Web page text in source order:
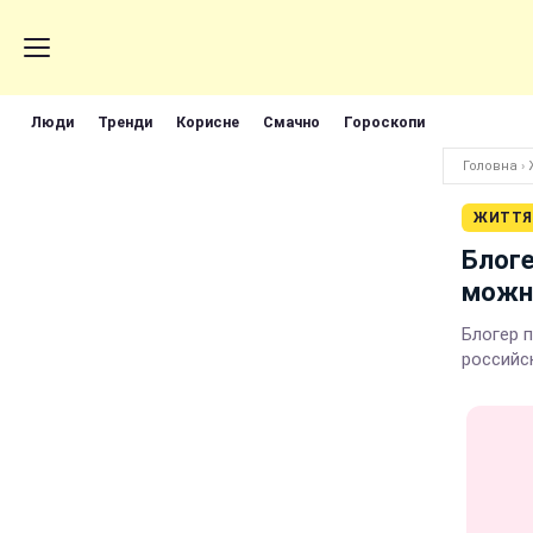
Люди Тренди Корисне Смачно Гороскопи
Головна ›
ЖИТТЯ
Блогер